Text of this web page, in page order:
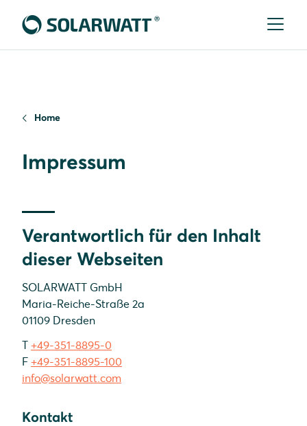
Home
Impressum
Verantwortlich für den Inhalt
dieser Webseiten
SOLARWATT GmbH
Maria-Reiche-Straße 2a
01109 Dresden
T +49-351-8895-0
F +49-351-8895-100
info@solarwatt.com
Kontakt